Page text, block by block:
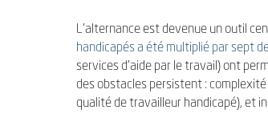
L’alternance est devenue un outil
handicapés a été multiplié par sept
services d’aide par le travail) ont
des obstacles persistent :
qualité de travailleur handicapé), et